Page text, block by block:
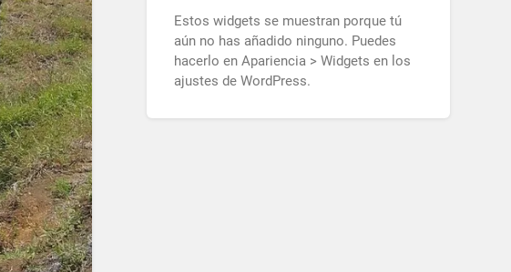
Estos widgets se muestran porque tú
aún no has añadido ninguno. Puedes
hacerlo en Apariencia > Widgets en los
ajustes de WordPress.